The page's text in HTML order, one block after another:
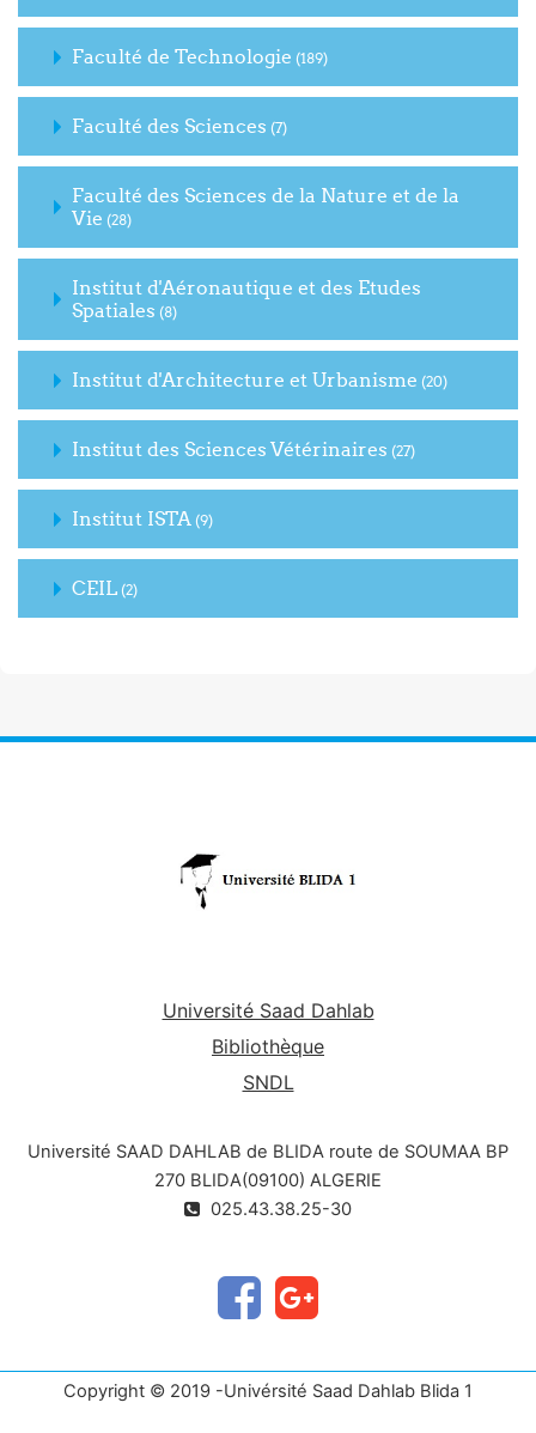
Faculté de Technologie (189)
Faculté des Sciences (7)
Faculté des Sciences de la Nature et de la
Vie (28)
Institut d'Aéronautique et des Etudes
Spatiales (8)
Institut d'Architecture et Urbanisme (20)
Institut des Sciences Vétérinaires (27)
Institut ISTA (9)
CEIL (2)
Université Saad Dahlab
Bibliothèque
SNDL
Université SAAD DAHLAB de BLIDA route de SOUMAA BP
270 BLIDA(09100) ALGERIE
025.43.38.25-30
Copyright © 2019 -Univérsité Saad Dahlab Blida 1